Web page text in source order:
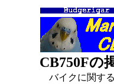
CB750Fの
バイクに関す